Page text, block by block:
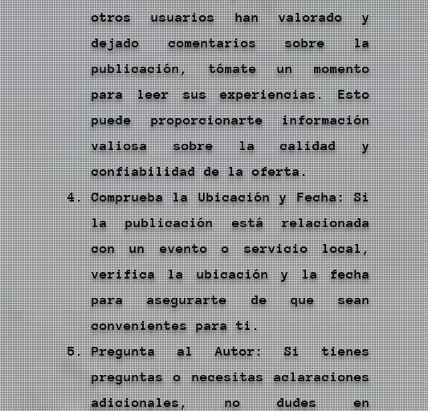
otros usuarios han valorado y
dejado comentarios sobre la
publicación, tómate un momento
para leer sus experiencias. Esto
puede proporcionarte información
valiosa sobre la calidad y
confiabilidad de la oferta.
Comprueba la Ubicación y Fecha: Si
la publicación está relacionada
con un evento o servicio local,
verifica la ubicación y la fecha
para asegurarte de que sean
convenientes para ti.
Pregunta al Autor: Si tienes
preguntas o necesitas aclaraciones
adicionales, no dudes en